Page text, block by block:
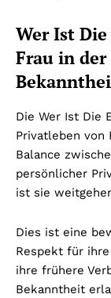
Wer Ist Die
Frau in
Die Wer Ist Die
Privatleben
Balance
persönlicher
ist sie
Dies ist eine
Respekt für
ihre frühere
Bekanntheit